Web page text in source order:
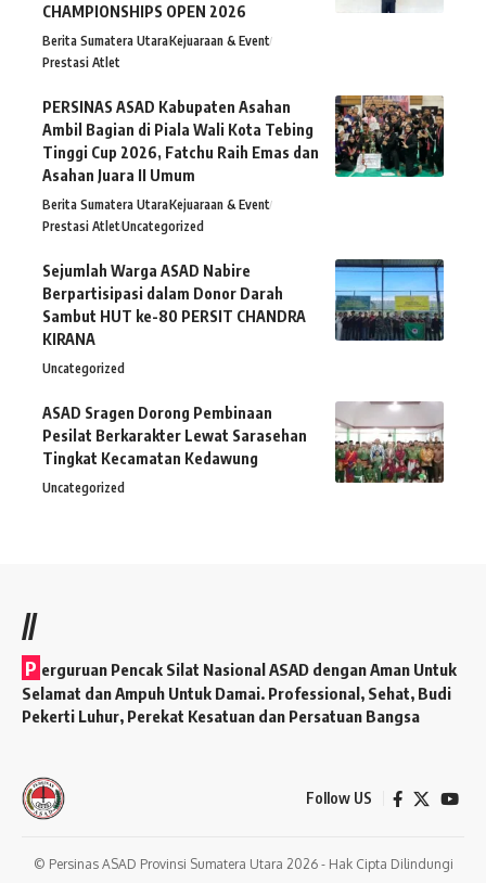
CHAMPIONSHIPS OPEN 2026
Berita Sumatera UtaraKejuaraan & Event
Prestasi Atlet
PERSINAS ASAD Kabupaten Asahan
Ambil Bagian di Piala Wali Kota Tebing
Tinggi Cup 2026, Fatchu Raih Emas dan
Asahan Juara II Umum
Berita Sumatera UtaraKejuaraan & Event
Prestasi AtletUncategorized
Sejumlah Warga ASAD Nabire
Berpartisipasi dalam Donor Darah
Sambut HUT ke-80 PERSIT CHANDRA
KIRANA
Uncategorized
ASAD Sragen Dorong Pembinaan
Pesilat Berkarakter Lewat Sarasehan
Tingkat Kecamatan Kedawung
Uncategorized
//
P erguruan Pencak Silat Nasional ASAD dengan Aman Untuk
Selamat dan Ampuh Untuk Damai. Professional, Sehat, Budi
Pekerti Luhur, Perekat Kesatuan dan Persatuan Bangsa
Follow US
© Persinas ASAD Provinsi Sumatera Utara 2026 - Hak Cipta Dilindungi